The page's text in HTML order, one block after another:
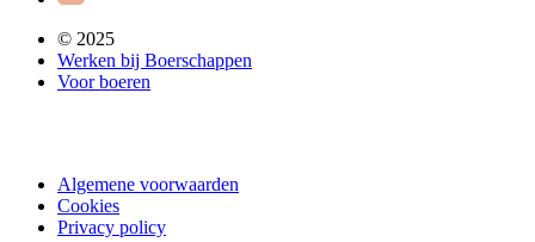
© 2025
Werken bij Boerschappen
Voor boeren
Algemene voorwaarden
Cookies
Privacy policy